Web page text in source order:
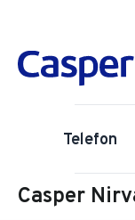
Telefon
Casper